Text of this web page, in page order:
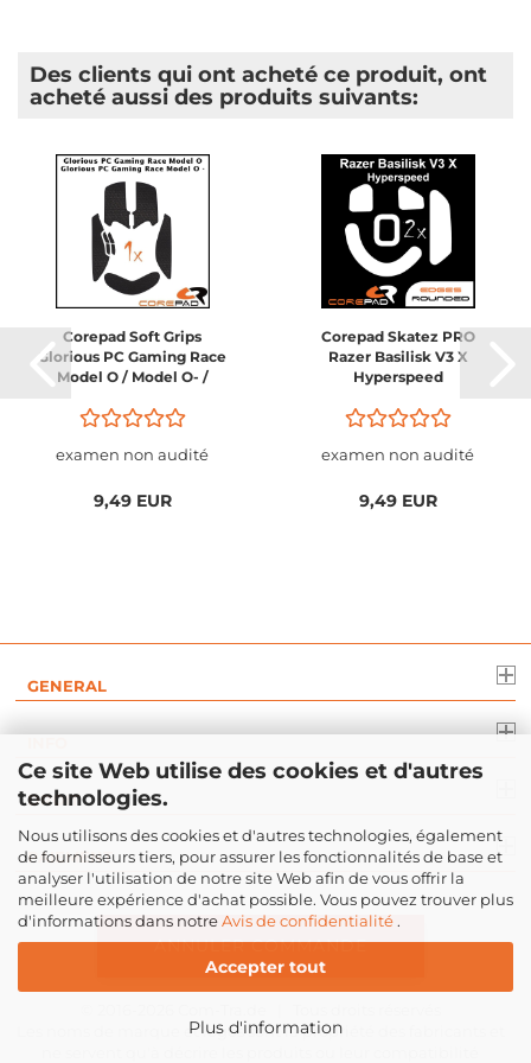
Ce site Web utilise des cookies et d'autres
technologies.
Nous utilisons des cookies et d'autres technologies, également
de fournisseurs tiers, pour assurer les fonctionnalités de base et
analyser l'utilisation de notre site Web afin de vous offrir la
meilleure expérience d'achat possible. Vous pouvez trouver plus
d'informations dans notreAvis de confidentialité .
Accepter tout
Plus d'information
Des clients qui ont acheté ce produit, ont
acheté aussi des produits suivants:
Corepad Soft Grips
Glorious PC Gaming Race
Model O / Model O- /
Series One PRO Wireless
examen non audité
9,49 EUR
Corepad Skatez PRO
Razer Basilisk V3 X
Hyperspeed
examen non audité
9,49 EUR
GENERAL
DROIT
PAIEMENT
ANNULER COMMANDE
Les noms de marque et logos sont la propriété des fabricants et